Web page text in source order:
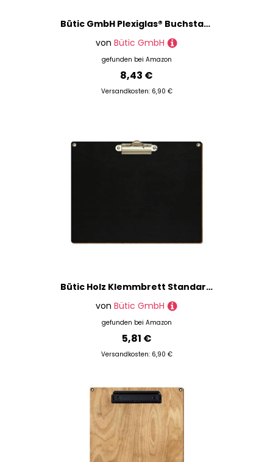
Bütic GmbH Plexiglas® Buchstaben schwarz - MT - 3mm Acrylglas Wunschtext/Schriftzug, Größe:Höhe 20cm, Buchstaben:großes A
von Bütic GmbH
gefunden bei Amazon
8,43 €
Versandkosten: 6,90 €
Bütic Holz Klemmbrett Standardform Schwarz für DIN A3 A4 A5 A6 mit 2 Ösen aus 3 mm starkem Birkensperrholz mit Klarlack versiegelt, Format:A5 quer, Klemme:Zahnklemme gold
von Bütic GmbH
gefunden bei Amazon
5,81 €
Versandkosten: 6,90 €